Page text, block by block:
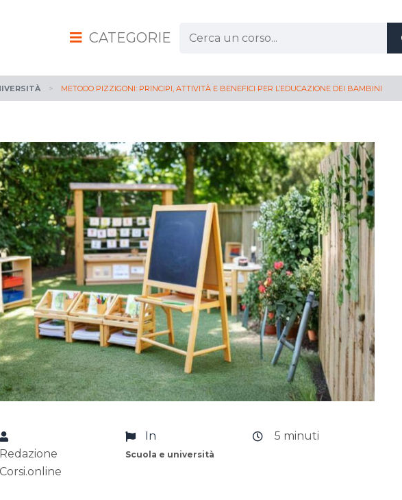
CATEGORIE
> METODO PIZZIGONI: PRINCIPI, ATTIVITÀ E BENEFICI PER L’EDUCAZIONE DEI BAMBINI
Redazione
Corsi.online
In
Scuola e università
5 minuti